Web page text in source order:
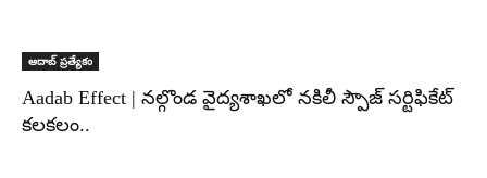
ఆదాబ్ ప్రత్యేకం
Aadab Effect | నల్గొండ వైద్యశాఖలో నకిలీ స్పౌజ్ సర్టిఫికేట్
కలకలం..